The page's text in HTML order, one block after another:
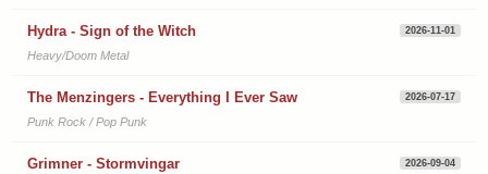
Hydra - Sign of the Witch 2026-11-01
Heavy/Doom Metal
The Menzingers - Everything I Ever Saw 2026-07-17
Punk Rock / Pop Punk
Grimner - Stormvingar 2026-09-04